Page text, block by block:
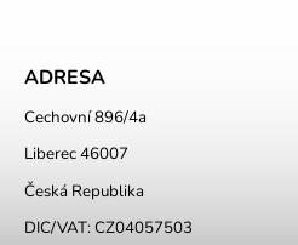
ADRESA
Cechovní 896/4a
Liberec 46007
Česká Republika
DIC/VAT: CZ04057503